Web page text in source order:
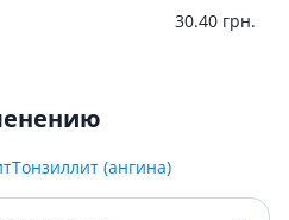
30.40 грн.
Тонзиллит (ангина)